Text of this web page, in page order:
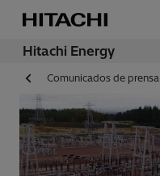
Hitachi Energy
Comunicados de prensa